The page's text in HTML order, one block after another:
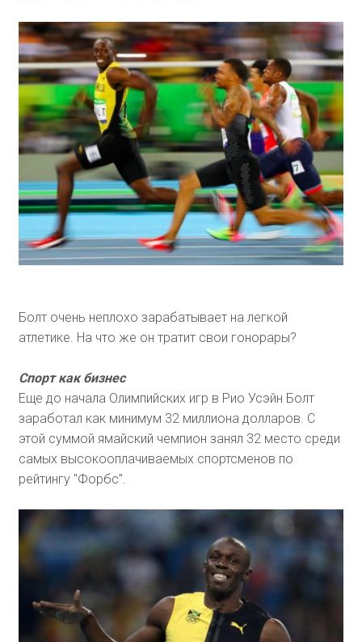
Болт очень неплохо зарабатывает на легкой
атлетике. На что же он тратит свои гонорары?
Спорт как бизнес
Еще до начала Олимпийских игр в Рио Усэйн Болт
заработал как минимум 32 миллиона долларов. С
этой суммой ямайский чемпион занял 32 место среди
самых высокооплачиваемых спортсменов по
рейтингу "Форбс".